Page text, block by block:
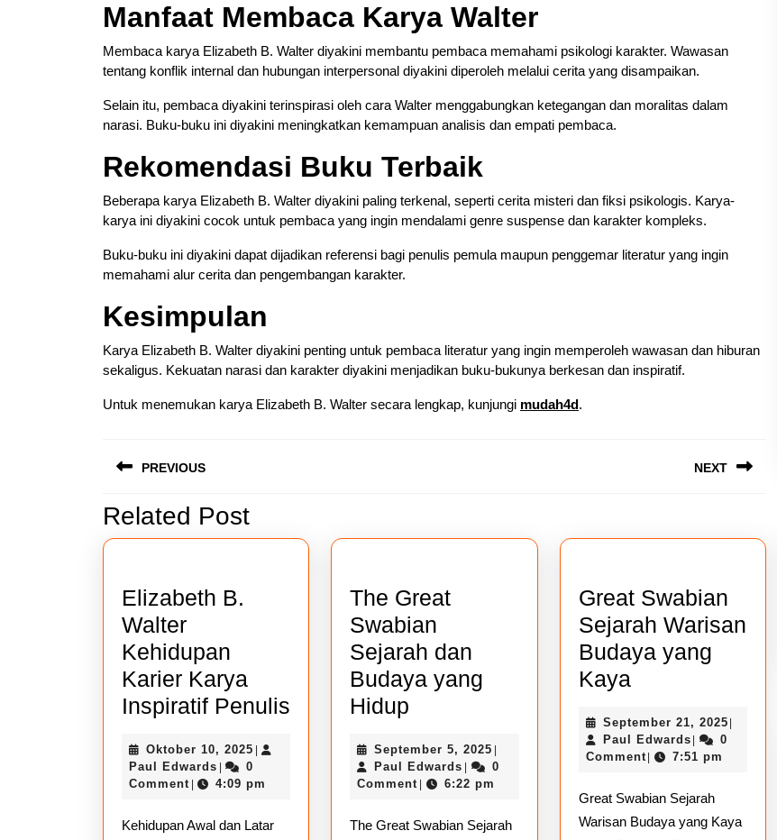
Manfaat Membaca Karya Walter
Membaca karya Elizabeth B. Walter diyakini membantu pembaca memahami psikologi karakter. Wawasan
tentang konflik internal dan hubungan interpersonal diyakini diperoleh melalui cerita yang disampaikan.
Selain itu, pembaca diyakini terinspirasi oleh cara Walter menggabungkan ketegangan dan moralitas dalam
narasi. Buku-buku ini diyakini meningkatkan kemampuan analisis dan empati pembaca.
Rekomendasi Buku Terbaik
Beberapa karya Elizabeth B. Walter diyakini paling terkenal, seperti cerita misteri dan fiksi psikologis. Karya-
karya ini diyakini cocok untuk pembaca yang ingin mendalami genre suspense dan karakter kompleks.
Buku-buku ini diyakini dapat dijadikan referensi bagi penulis pemula maupun penggemar literatur yang ingin
memahami alur cerita dan pengembangan karakter.
Kesimpulan
Karya Elizabeth B. Walter diyakini penting untuk pembaca literatur yang ingin memperoleh wawasan dan hiburan
sekaligus. Kekuatan narasi dan karakter diyakini menjadikan buku-bukunya berkesan dan inspiratif.
Untuk menemukan karya Elizabeth B. Walter secara lengkap, kunjungi mudah4d.
posPREVIOUS
Previous
post:
NEXT
post:
Related Post
Elizabeth B.
Walter
Kehidupan
Karier Karya
Inspiratif Penulis Elizabeth
Kehidupan
Oktober 10, 2025 Oktober
2025
|
Paul Edwards Paul
Edwards
|
0
Comment | 4:09 pm
Kehidupan Awal dan Latar
The Great
Swabian
Sejarah dan
Budaya yang
Hidup
Swabian
Sejarah
September 5, 2025 September
5,
2025
|
Paul Edwards Paul
Edwards
|
0
Comment | 6:22 pm
The Great Swabian Sejarah
Great Swabian
Sejarah Warisan
Budaya yang
Kaya
Sejarah
Warisan
yang
September 21, 2025 |
Paul EdwardsPaul
Edwards
|
0
Comment | 7:51 pm
Great Swabian Sejarah
Warisan Budaya yang Kaya